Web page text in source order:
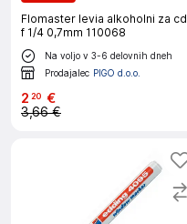
Flomaster levia alkoholni za cd
f 1/4 0,7mm 110068
Na voljo v 3-6 delovnih dneh
Prodajalec PIGO d.o.o.
2 20 €
3,66 €